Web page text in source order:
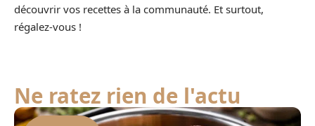
découvrir vos recettes à la communauté. Et surtout,
régalez-vous !
Ne ratez rien de l'actu